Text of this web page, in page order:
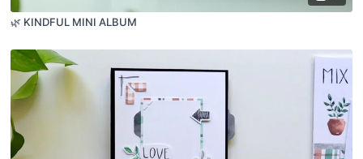
🌿 KINDFUL MINI ALBUM